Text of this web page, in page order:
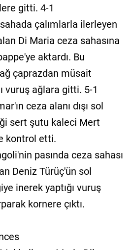
gitti. 4-1
çalımlarla ilerleyen
Di Maria ceza sahasına
aktardı. Bu
çaprazdan müsait
vuruş ağlara gitti. 5-1
ceza alanı dışı sol
sert şutu kaleci Mert
kontrol etti.
pasında ceza sahası
Deniz Türüç'ün sol
inerek yaptığı vuruş
kornere çıktı.